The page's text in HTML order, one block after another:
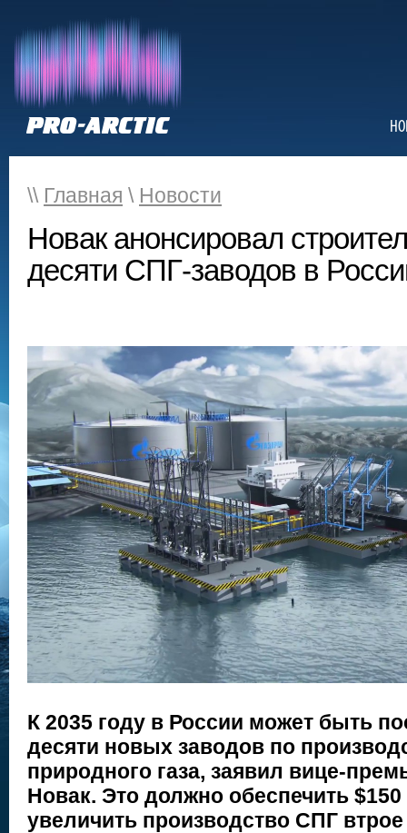
\\ Главная \ Новости
Новак анонсировал
десяти СПГ-заводов в
К 2035 году в России может быть
десяти новых заводов по
природного газа, заявил вице-
Новак. Это должно обеспечить
увеличить производство СПГ втрое